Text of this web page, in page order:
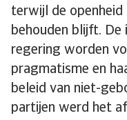
terwijl de openheid
behouden blijft. De
regering worden
pragmatisme en
beleid van niet-
partijen werd het